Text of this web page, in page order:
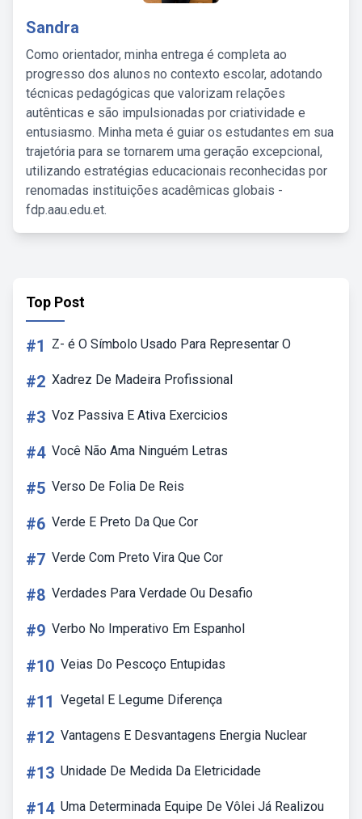
Sandra
Como orientador, minha entrega é completa ao
progresso dos alunos no contexto escolar, adotando
técnicas pedagógicas que valorizam relações
autênticas e são impulsionadas por criatividade e
entusiasmo. Minha meta é guiar os estudantes em sua
trajetória para se tornarem uma geração excepcional,
utilizando estratégias educacionais reconhecidas por
renomadas instituições acadêmicas globais -
fdp.aau.edu.et.
Top Post
#1 Z- é O Símbolo Usado Para Representar O
#2 Xadrez De Madeira Profissional
#3 Voz Passiva E Ativa Exercicios
#4 Você Não Ama Ninguém Letras
#5 Verso De Folia De Reis
#6 Verde E Preto Da Que Cor
#7 Verde Com Preto Vira Que Cor
#8 Verdades Para Verdade Ou Desafio
#9 Verbo No Imperativo Em Espanhol
#10 Veias Do Pescoço Entupidas
#11 Vegetal E Legume Diferença
#12 Vantagens E Desvantagens Energia Nuclear
#13 Unidade De Medida Da Eletricidade
#14 Uma Determinada Equipe De Vôlei Já Realizou